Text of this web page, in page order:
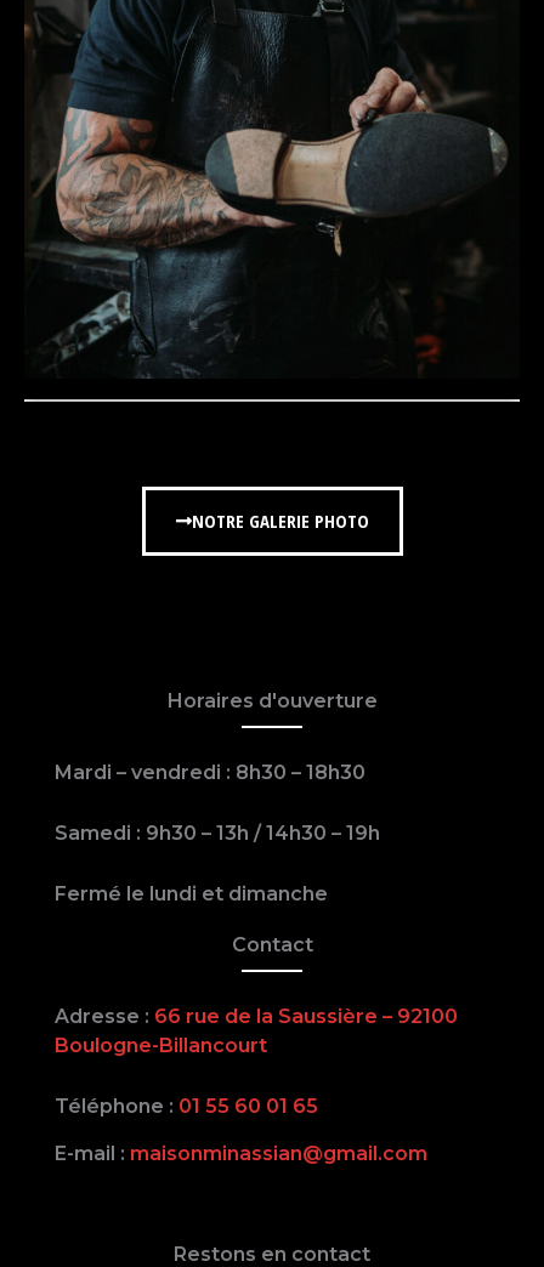
NOTRE GALERIE PHOTO
Horaires d'ouverture
Mardi – vendredi : 8h30 – 18h30
Samedi : 9h30 – 13h / 14h30 – 19h
Fermé le lundi et dimanche
Contact
Adresse : 66 rue de la Saussière – 92100
Boulogne-Billancourt
Téléphone : 01 55 60 01 65
E-mail : maisonminassian@gmail.com
Restons en contact